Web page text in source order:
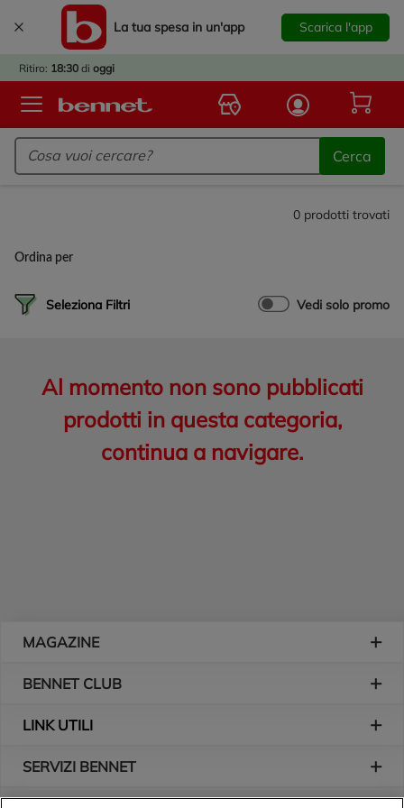
La tua spesa in un'app Scarica l'app
Ritiro: 18:30 di oggi
Logo Bennet - Torna alla homepage
Cerca
IL
0 prodotti trovati
Seleziona Filtri Vedi solo promo
Ordina per
Al momento non sono pubblicati
prodotti in questa categoria,
continua a navigare.
MAGAZINE
BENNET CLUB
LINK UTILI
SERVIZI BENNET